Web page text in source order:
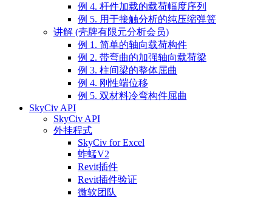
例 4. 杆件加载的载荷幅度序列
例 5. 用于接触分析的纯压缩弹簧
讲解 (壳牌有限元分析会员)
例 1. 简单的轴向载荷构件
例 2. 带弯曲的加强轴向载荷梁
例 3. 柱间梁的整体屈曲
例 4. 刚性端位移
例 5. 双材料冷弯构件屈曲
SkyCiv API
SkyCiv API
外挂程式
SkyCiv for Excel
蚱蜢V2
Revit插件
Revit插件验证
微软团队